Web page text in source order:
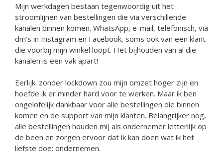
Mijn werkdagen bestaan tegenwoordig uit het
stroomlijnen van bestellingen die via verschillende
kanalen binnen komen. WhatsApp, e-mail, telefonisch, via
dm’s in Instagram en Facebook, soms ook van een klant
die voorbij mijn winkel loopt. Het bijhouden van al die
kanalen is een vak apart!
Eerlijk: zonder lockdown zou mijn omzet hoger zijn en
hoefde ik er minder hard voor te werken. Maar ik ben
ongelofelijk dankbaar voor alle bestellingen die binnen
komen en de support van mijn klanten. Belangrijker nog,
alle bestellingen houden mij als ondernemer letterlijk op
de been en zorgen ervoor dat ik kan doen wat ik het
liefste doe: ondernemen.